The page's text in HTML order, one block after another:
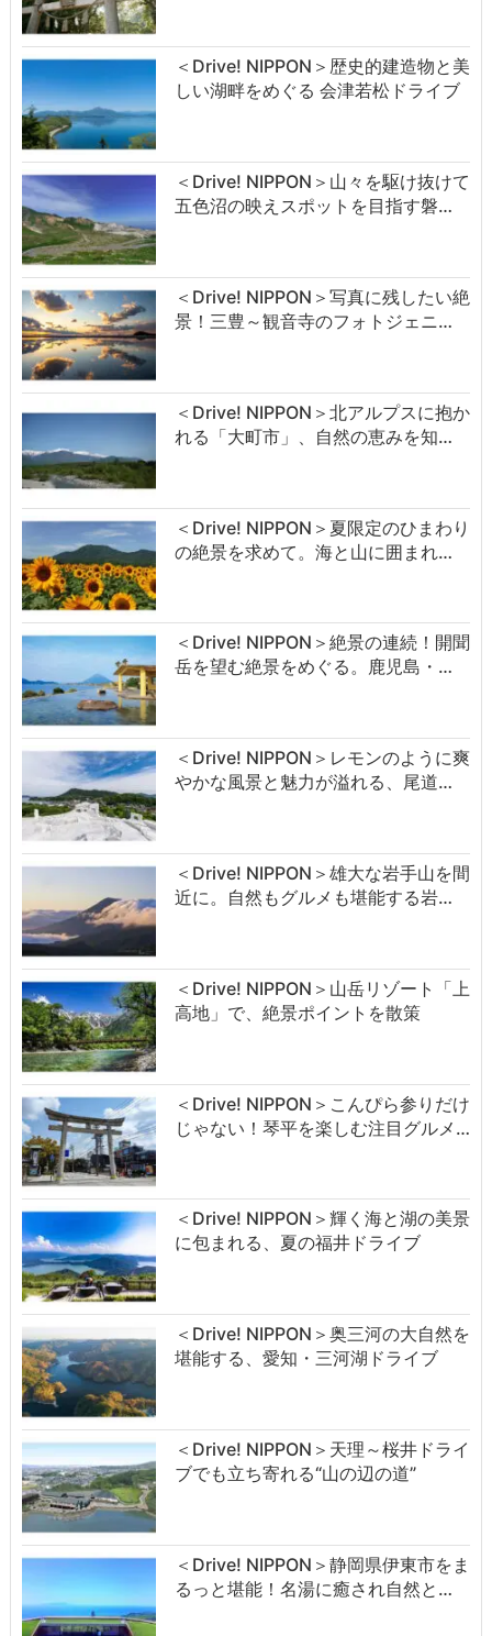
＜Drive! NIPPON＞歴史的建造物と美
しい湖畔をめぐる 会津若松ドライブ
＜Drive! NIPPON＞山々を駆け抜けて
五色沼の映えスポットを目指す磐…
＜Drive! NIPPON＞写真に残したい絶
景！三豊～観音寺のフォトジェニ…
＜Drive! NIPPON＞北アルプスに抱か
れる「大町市」、自然の恵みを知…
＜Drive! NIPPON＞夏限定のひまわり
の絶景を求めて。海と山に囲まれ…
＜Drive! NIPPON＞絶景の連続！開聞
岳を望む絶景をめぐる。鹿児島・…
＜Drive! NIPPON＞レモンのように爽
やかな風景と魅力が溢れる、尾道…
＜Drive! NIPPON＞雄大な岩手山を間
近に。自然もグルメも堪能する岩…
＜Drive! NIPPON＞山岳リゾート「上
高地」で、絶景ポイントを散策
＜Drive! NIPPON＞こんぴら参りだけ
じゃない！琴平を楽しむ注目グルメ…
＜Drive! NIPPON＞輝く海と湖の美景
に包まれる、夏の福井ドライブ
＜Drive! NIPPON＞奥三河の大自然を
堪能する、愛知・三河湖ドライブ
＜Drive! NIPPON＞天理～桜井ドライ
ブでも立ち寄れる“山の辺の道”
＜Drive! NIPPON＞静岡県伊東市をま
るっと堪能！名湯に癒され自然と…